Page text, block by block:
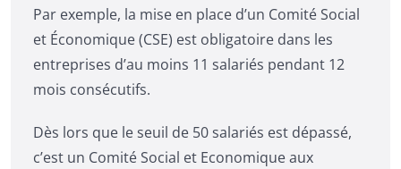
Par exemple, la mise en place d’un Comité Social
et Économique (CSE) est obligatoire dans les
entreprises d’au moins 11 salariés pendant 12
mois consécutifs.
Dès lors que le seuil de 50 salariés est dépassé,
c’est un Comité Social et Economique aux